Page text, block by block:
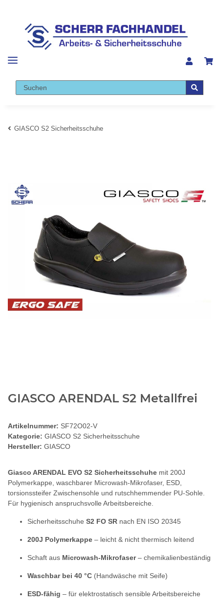
GIASCO S2 Sicherheitsschuhe
GIASCO ARENDAL S2 Metallfrei
Artikelnummer: SF72O02-V
Kategorie: GIASCO S2 Sicherheitsschuhe
Hersteller: GIASCO
Giasco ARENDAL EVO S2 Sicherheitsschuhe mit 200J
Polymerkappe, waschbarer Microwash-Mikrofaser, ESD,
torsionssteifer Zwischensohle und rutschhemmender PU-Sohle.
Für hygienisch anspruchsvolle Arbeitsbereiche.
Sicherheitsschuhe S2 FO SR nach EN ISO 20345
200J Polymerkappe – leicht & nicht thermisch leitend
Schaft aus Microwash-Mikrofaser– chemikalienbeständig
Waschbar bei 40 °C (Handwäsche mit Seife)
ESD-fähig – für elektrostatisch sensible Arbeitsbereiche